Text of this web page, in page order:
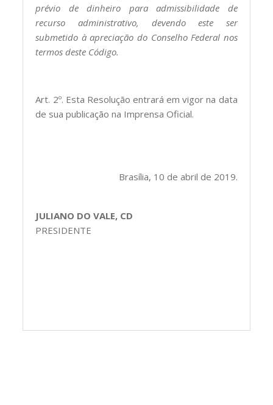
prévio de dinheiro para admissibilidade de
recurso administrativo, devendo este ser
submetido à apreciação do Conselho Federal nos
termos deste Código.
Art. 2º. Esta Resolução entrará em vigor na data
de sua publicação na Imprensa Oficial.
Brasília, 10 de abril de 2019.
JULIANO DO VALE, CD
PRESIDENTE